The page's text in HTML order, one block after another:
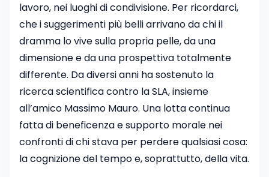
lavoro, nei luoghi di condivisione. Per ricordarci,
che i suggerimenti più belli arrivano da chi il
dramma lo vive sulla propria pelle, da una
dimensione e da una prospettiva totalmente
differente. Da diversi anni ha sostenuto la
ricerca scientifica contro la SLA, insieme
all’amico Massimo Mauro. Una lotta continua
fatta di beneficenza e supporto morale nei
confronti di chi stava per perdere qualsiasi cosa:
la cognizione del tempo e, soprattutto, della vita.